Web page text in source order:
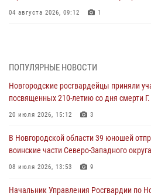
04 августа 2026, 09:12 1
В Великом Новгороде сотрудники
разрешительной работы Росгвардии
30 июля 2026, 14:36 1
Новгородские росгвардейцы рассказали
30 июля 2026, 08:40 5
ПОПУЛЯРНЫЕ НОВОСТИ
Новгородские росгвардейцы приняли
посвященных 210-летию со дня смерти
20 июля 2026, 15:12 3
В Новгородской области 39 юношей
воинские части Северо-Западного
08 июля 2026, 13:53 9
Начальник Управления Росгвардии по